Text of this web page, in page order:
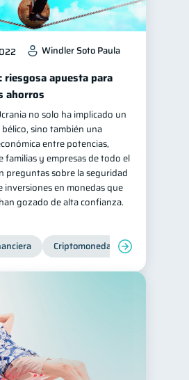
Mipymes 1
financiera 1
1
Doble sueldo
1
financiera
Windler Soto Paula
apuesta para
ahorros
no solo ha implicado un
sino también una
entre potencias,
familias y empresas de todo el
preguntas sobre la seguridad
inversiones en monedas que
gozado de alta confianza.
Criptomonedas